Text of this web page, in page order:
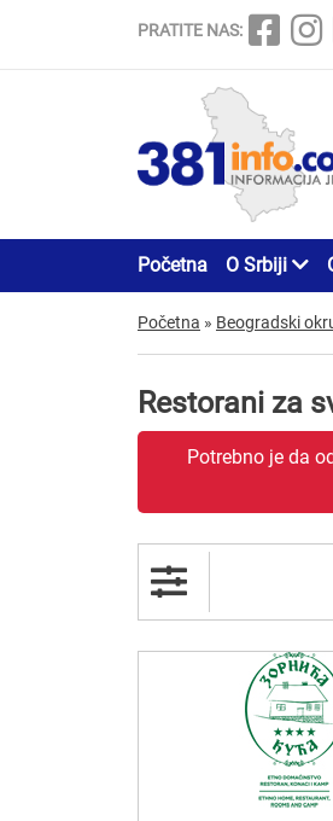
PRATITE NAS:
Početna O Srbiji
Početna » Beogradski
Restorani za
Potrebno je da